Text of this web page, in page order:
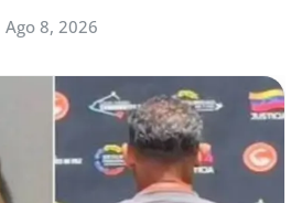
Ago 8, 2026